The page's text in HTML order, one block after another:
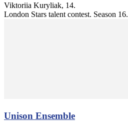
Viktoriia Kuryliak, 14.
London Stars talent contest. Season 16.
Unison Ensemble